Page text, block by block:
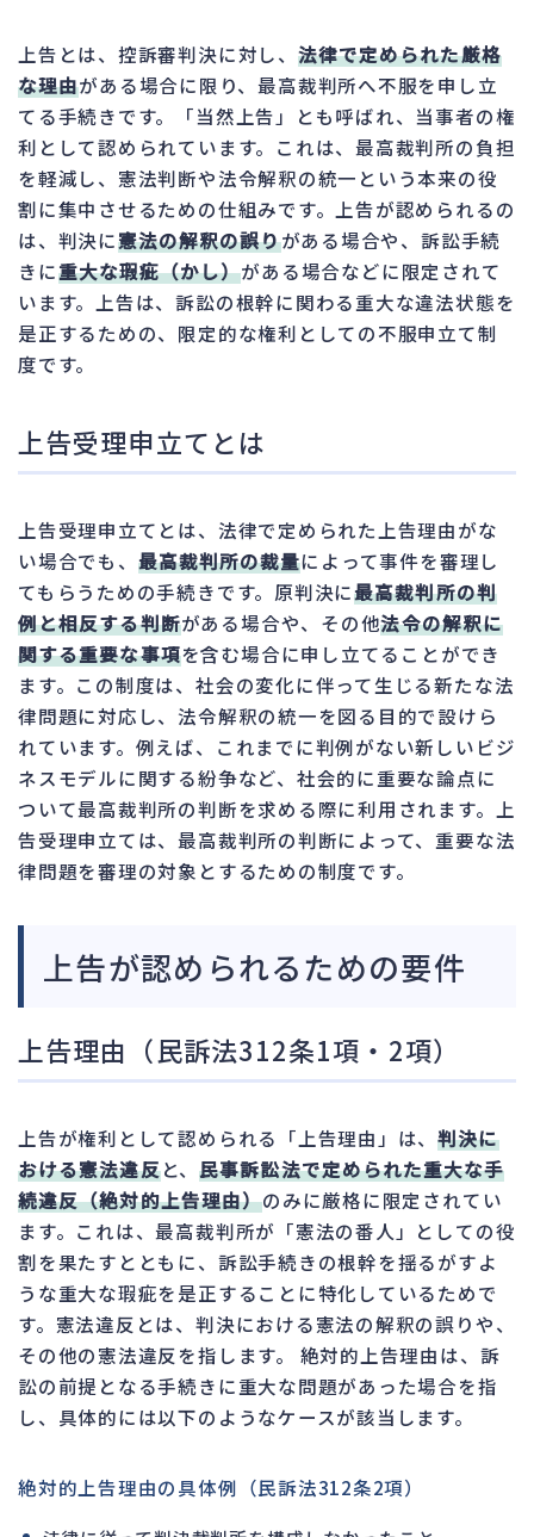
上告とは、控訴審判決に対し、 法律で定められた厳格
な理由がある場合に限り、最高裁判所へ不服を申し立
てる手続きです。「当然上告」とも呼ばれ、当事者の権
利として認められています。これは、最高裁判所の負担
を軽減し、憲法判断や法令解釈の統一という本来の役
割に集中させるための仕組みです。上告が認められるの
は、判決に憲法の解釈の誤りがある場合や、訴訟手続
きに重大な瑕疵（かし）がある場合などに限定されて
います。上告は、訴訟の根幹に関わる重大な違法状態を
是正するための、限定的な権利としての不服申立て制
度です。
上告受理申立てとは
上告受理申立てとは、法律で定められた上告理由がな
い場合でも、 最高裁判所の裁量によって事件を審理し
てもらうための手続きです。原判決に最高裁判所の判
例と相反する判断がある場合や、その他法令の解釈に
関する重要な事項を含む場合に申し立てることができ
ます。この制度は、社会の変化に伴って生じる新たな法
律問題に対応し、法令解釈の統一を図る目的で設けら
れています。例えば、これまでに判例がない新しいビジ
ネスモデルに関する紛争など、社会的に重要な論点に
ついて最高裁判所の判断を求める際に利用されます。上
告受理申立ては、最高裁判所の判断によって、重要な法
律問題を審理の対象とするための制度です。
上告が認められるための要件
上告理由（民訴法312条1項・2項）
上告が権利として認められる「上告理由」は、判決に
おける憲法違反と、民事訴訟法で定められた重大な手
続違反（絶対的上告理由）のみに厳格に限定されてい
ます。これは、最高裁判所が「憲法の番人」としての役
割を果たすとともに、訴訟手続きの根幹を揺るがすよ
うな重大な瑕疵を是正することに特化しているためで
す。憲法違反とは、判決における憲法の解釈の誤りや、
その他の憲法違反を指します。 絶対的上告理由は、訴
訟の前提となる手続きに重大な問題があった場合を指
し、具体的には以下のようなケースが該当します。
絶対的上告理由の具体例（民訴法312条2項）